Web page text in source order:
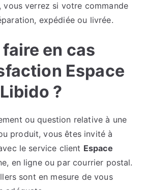
vous verrez si votre commande
expédiée ou livrée.
faire en cas
Espace
Libido ?
ou question relative à une
produit, vous êtes invité à
le service client Espace
en ligne ou par courrier postal.
sont en mesure de vous